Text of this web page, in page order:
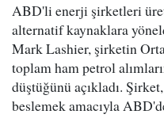
ABD'li enerji şirketleri
alternatif kaynaklara
Mark Lashier, şirketin
toplam ham petrol
düştüğünü açıkladı.
beslemek amacıyla